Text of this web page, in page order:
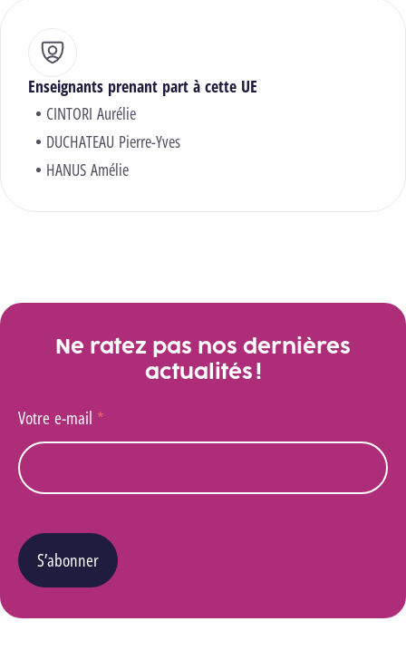
Enseignants prenant part à cette UE
CINTORI Aurélie
DUCHATEAU Pierre-Yves
HANUS Amélie
Ne ratez pas nos dernières
actualités !
Votre e-mail *
S’abonner